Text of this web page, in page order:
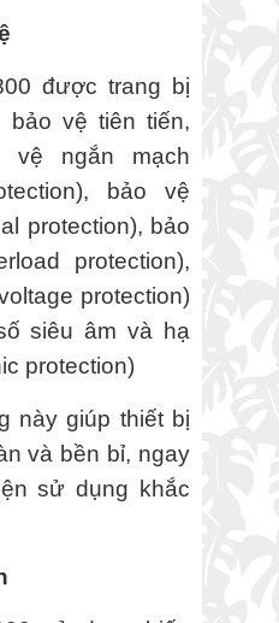
được trang bị
bảo vệ tiên tiến,
vệ ngắn mạch
bảo vệ
protection), bảo
protection),
protection)
siêu âm và hạ
protection)
này giúp thiết bị
và bền bỉ, ngay
sử dụng khắc